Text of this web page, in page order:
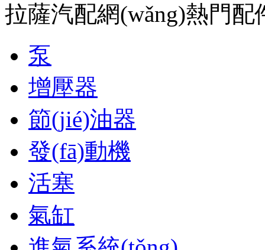
拉薩汽配網(wǎng)熱門
泵
增壓器
節(jié)油器
發(fā)動機
活塞
氣缸